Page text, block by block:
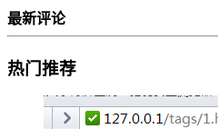
最新评论
热门推荐